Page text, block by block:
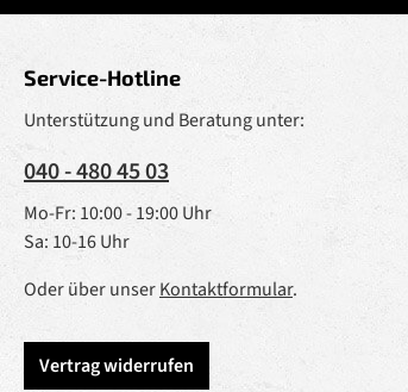
Service-Hotline
Unterstützung und Beratung unter:
040 - 480 45 03
Mo-Fr: 10:00 - 19:00 Uhr
Sa: 10-16 Uhr
Oder über unserKontaktformular.
Vertrag widerrufen